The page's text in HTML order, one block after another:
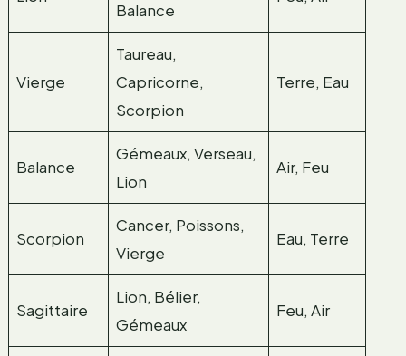
Balance
Vierge
Taureau,
Capricorne,
Scorpion
Terre, Eau
Balance
Gémeaux, Verseau,
Lion
Air, Feu
Scorpion
Cancer, Poissons,
Vierge
Eau, Terre
Sagittaire
Lion, Bélier,
Gémeaux
Feu, Air